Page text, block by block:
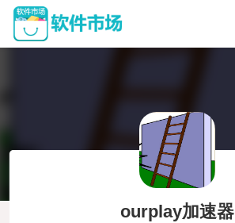
ourplay加速器